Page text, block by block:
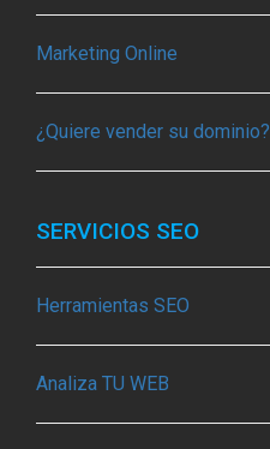
Marketing Online
¿Quiere vender su dominio?
SERVICIOS SEO
Herramientas SEO
Analiza TU WEB